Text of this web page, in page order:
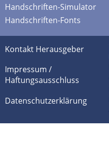
Handschriften-Simulator
Handschriften-Fonts
Kontakt Herausgeber
Impressum /
Haftungsausschluss
Datenschutzerklärung